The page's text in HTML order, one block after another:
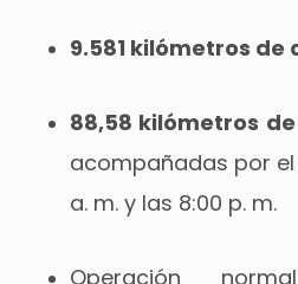
9.581 kilómetros de
88,58 kilómetros
acompañadas por el
a. m. y las 8:00 p. m.
Operación